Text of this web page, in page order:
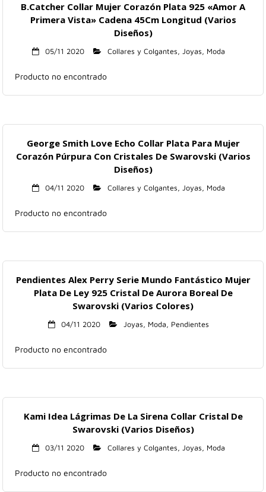
B.Catcher Collar Mujer Corazón Plata 925 «Amor A
Primera Vista» Cadena 45Cm Longitud (Varios
Diseños)
05/11 2020 Collares y Colgantes, Joyas, Moda
Producto no encontrado
George Smith Love Echo Collar Plata Para Mujer
Corazón Púrpura Con Cristales De Swarovski (Varios
Diseños)
04/11 2020 Collares y Colgantes, Joyas, Moda
Producto no encontrado
Pendientes Alex Perry Serie Mundo Fantástico Mujer
Plata De Ley 925 Cristal De Aurora Boreal De
Swarovski (Varios Colores)
04/11 2020 Joyas, Moda, Pendientes
Producto no encontrado
Kami Idea Lágrimas De La Sirena Collar Cristal De
Swarovski (Varios Diseños)
03/11 2020 Collares y Colgantes, Joyas, Moda
Producto no encontrado